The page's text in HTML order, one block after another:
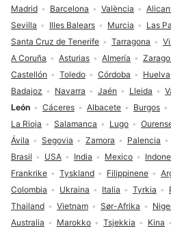
Brasil USA India Mexico
Frankrike
Tyskland Filippinene
Colombia
Ukraina Italia Tyrkia
Thailand
Vietnam Sør-Afrika
Australia
Marokko Tsjekkia Kina
Madrid Barcelona València
Sevilla
Illes Balears Murcia Las
Santa Cruz de Tenerife
Tarragona
A Coruña
Asturias Almería
Castellón
Toledo Córdoba Huelva
Badajoz
Navarra Jaén Lleida
León
Cáceres Albacete Burgos
La Rioja
Salamanca Lugo
Ávila
Segovia Zamora Palencia